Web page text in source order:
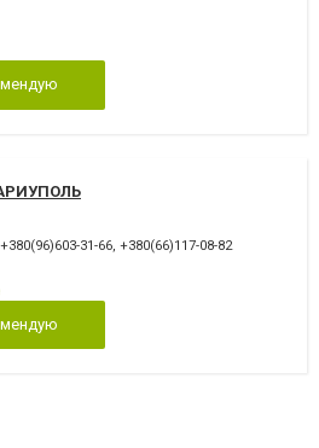
+380(96)603-31-66, +380(66)117-08-82